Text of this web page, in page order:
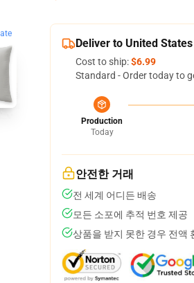
Deliver to United States
Cost to ship:$6.99
Standard - Order today to
Production
Today
안전한 거래
전 세계 어디든 배송
모든 소포에 추적 번호 제공
상품을 받지 못한 경우 전액